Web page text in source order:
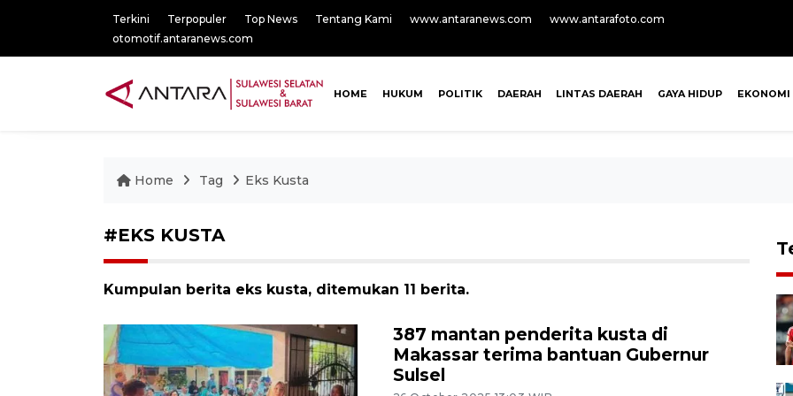
Terkini Terpopuler Top News Tentang Kami www.antaranews.com
www.antarafoto.com
otomotif.antaranews.com
HOME HUKUM POLITIK DAERAH LINTAS DAERAH GAYA HIDUP EKONOMI
Home Tag Eks Kusta
#EKS KUSTA
Kumpulan berita eks kusta, ditemukan 11 berita.
387 mantan penderita kusta di
Makassar terima bantuan Gubernur
Sulsel